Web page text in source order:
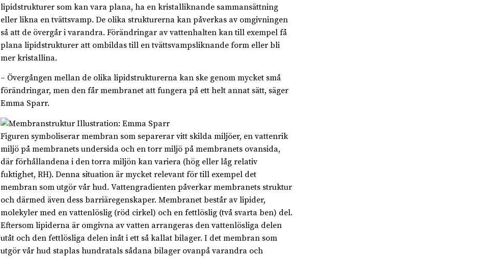
lipidstrukturer som kan vara plana, ha en kristalliknande sammansättning
eller likna en tvättsvamp. De olika strukturerna kan påverkas av omgivningen
så att de övergår i varandra. Förändringar av vattenhalten kan till exempel få
plana lipidstrukturer att ombildas till en tvättsvampsliknande form eller bli
mer kristallina.
– Övergången mellan de olika lipidstrukturerna kan ske genom mycket små
förändringar, men den får membranet att fungera på ett helt annat sätt, säger
Emma Sparr.
Figuren symboliserar membran som separerar vitt skilda miljöer, en vattenrik
miljö på membranets undersida och en torr miljö på membranets ovansida,
där förhållandena i den torra miljön kan variera (hög eller låg relativ
fuktighet, RH). Denna situation är mycket relevant för till exempel det
membran som utgör vår hud. Vattengradienten påverkar membranets struktur
och därmed även dess barriäregenskaper. Membranet består av lipider,
molekyler med en vattenlöslig (röd cirkel) och en fettlöslig (två svarta ben) del.
Eftersom lipiderna är omgivna av vatten arrangeras den vattenlösliga delen
utåt och den fettlösliga delen inåt i ett så kallat bilager. I det membran som
utgör vår hud staplas hundratals sådana bilager ovanpå varandra och